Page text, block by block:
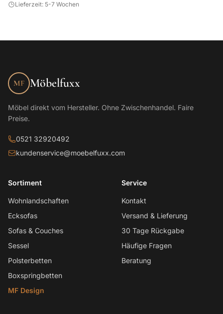
Lieferzeit: 5-7 Wochen
MF Möbelfuxx
Möbel direkt vom Hersteller. Ohne Zwischenhandel. Faire
Preise.
0521 32920492
kundenservice@moebelfuxx.com
Sortiment
Wohnlandschaften
Ecksofas
Sofas & Couches
Sessel
Polsterbetten
Boxspringbetten
MF Design
Service
Kontakt
Versand & Lieferung
30 Tage Rückgabe
Häufige Fragen
Beratung